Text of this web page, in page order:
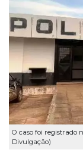
O caso foi registrado
Divulgação)